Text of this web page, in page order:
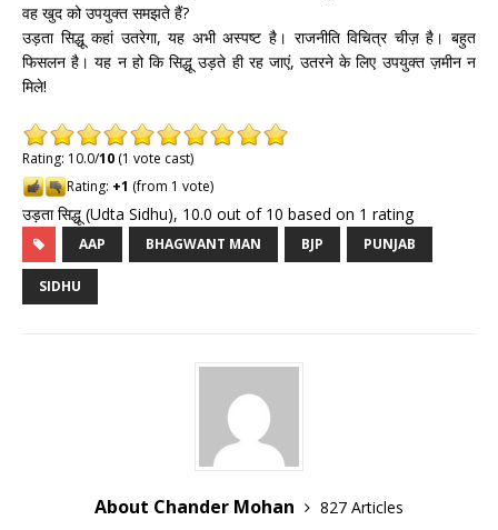
वह खुद को उपयुक्त समझते हैं?
उड़ता सिद्धू कहां उतरेगा, यह अभी अस्पष्ट है। राजनीति विचित्र चीज़ है। बहुत
फिसलन है। यह न हो कि सिद्धू उड़ते ही रह जाएं, उतरने के लिए उपयुक्त ज़मीन न
मिले!
Rating: 10.0/10 (1 vote cast)
Rating: +1 (from 1 vote)
उड़ता सिद्धू (Udta Sidhu), 10.0 out of 10 based on 1 rating
AAP BHAGWANT MAN BJP PUNJAB
SIDHU
About Chander Mohan
827 Articles